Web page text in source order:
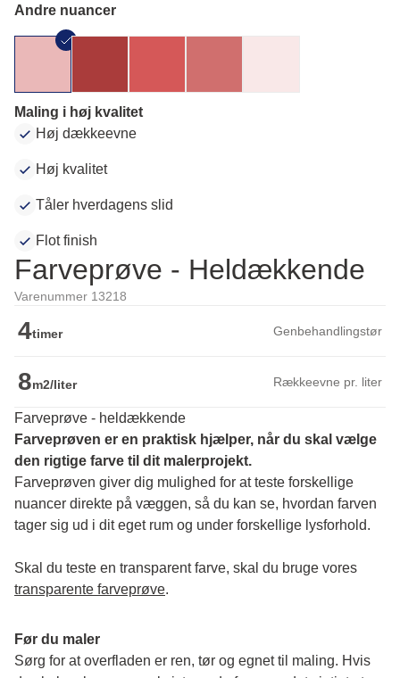
Andre nuancer
Maling i høj kvalitet
Høj dækkeevne
Høj kvalitet
Tåler hverdagens slid
Flot finish
Farveprøve - Heldækkende
Varenummer 13218
4timer Genbehandlingstør
8m2/liter Rækkeevne pr. liter
Farveprøve - heldækkende
Farveprøven er en praktisk hjælper, når du skal vælge
den rigtige farve til dit malerprojekt.
Farveprøven giver dig mulighed for at teste forskellige
nuancer direkte på væggen, så du kan se, hvordan farven
tager sig ud i dit eget rum og under forskellige lysforhold.
transparente farveprøve.
Før du maler
Sørg for at overfladen er ren, tør og egnet til maling. Hvis